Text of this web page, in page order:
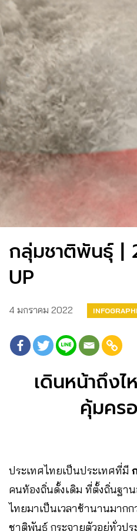
กลุ่มชาติพันธุ์ |
UP
4 มกราคม 2022
เดินหน้าถึง
คุ้มคร
ประเทศไทยเป็นประเทศที่มี
คนท้องถิ่นดั้งเดิม ที่ตั้งถิ่นฐา
ไทยมาเป็นเวลาช้านานมาก
ชาติพันธุ์ กระจายตัวอยู่ทั่วปร